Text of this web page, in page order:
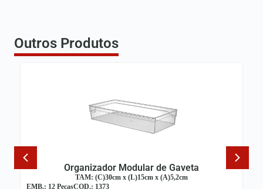
Outros Produtos
de Gaveta Organizador